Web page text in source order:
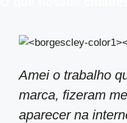
Amei o trabalho
marca, fizeram
aparecer na